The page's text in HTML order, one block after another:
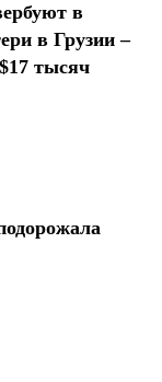
в
в Грузии –
тысяч